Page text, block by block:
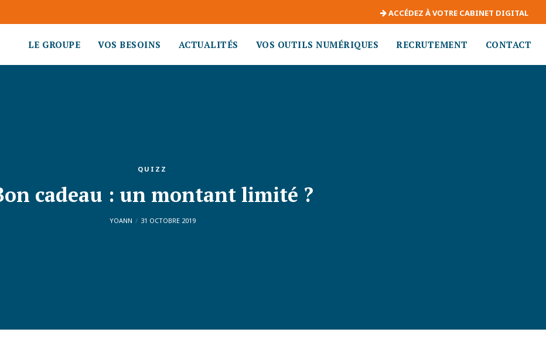
ACCÉDEZ À VOTRE CABINET DIGITAL
LE GROUPE VOS BESOINS ACTUALITÉS VOS OUTILS NUMÉRIQUES RECRUTEMENT CONTACT
QUIZZ
cadeau : un montant limité ?
YOANN 31 OCTOBRE 2019